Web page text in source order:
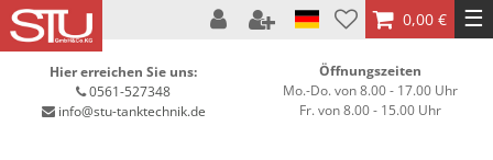
0,00 € ☰
Hier erreichen Sie uns:
0561-527348
info@stu-tanktechnik.de
Öffnungszeiten
Mo.-Do. von 8.00 - 17.00 Uhr
Fr. von 8.00 - 15.00 Uhr